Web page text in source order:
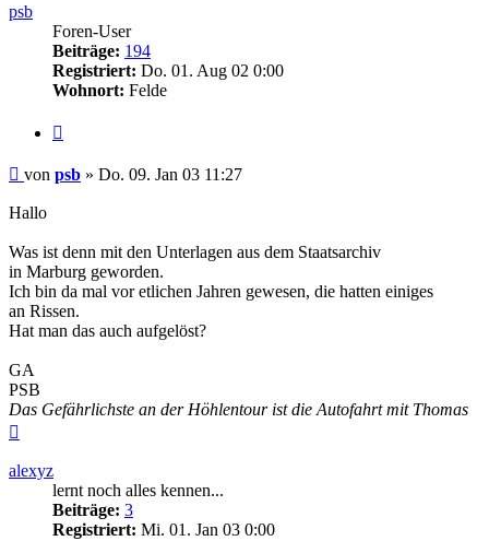
psb
Foren-User
Beiträge: 194
Registriert: Do. 01. Aug 02 0:00
Wohnort: Felde
Beitrag
von psb » Do. 09. Jan 03 11:27
Hallo
Was ist denn mit den Unterlagen aus dem Staatsarchiv
in Marburg geworden.
Ich bin da mal vor etlichen Jahren gewesen, die hatten einiges
an Rissen.
Hat man das auch aufgelöst?
GA
PSB
Das Gefährlichste an der Höhlentour ist die Autofahrt mit Thomas
alexyz
lernt noch alles kennen...
Beiträge: 3
Registriert: Mi. 01. Jan 03 0:00